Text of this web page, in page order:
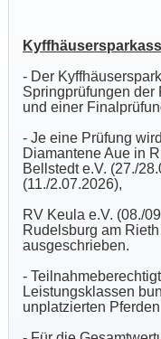
- Der
Springprüfungen der
und einer
- Je eine Prüfung
Diamantene Aue in
Bellstedt e.V. (27./
(11./2.07.2026),
RV Keula e.V. (08./
Rudelsburg am
ausgeschrieben.
-
Leistungsklassen
unplatzierten Pferden